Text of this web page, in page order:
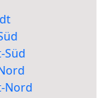
Süd
Nord